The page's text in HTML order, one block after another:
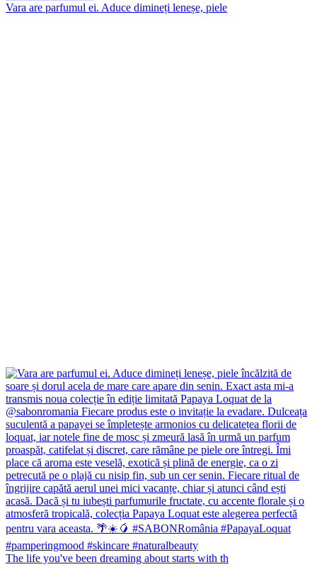
Vara are parfumul ei. Aduce dimineți leneșe, piele
The life you've been dreaming about starts with th